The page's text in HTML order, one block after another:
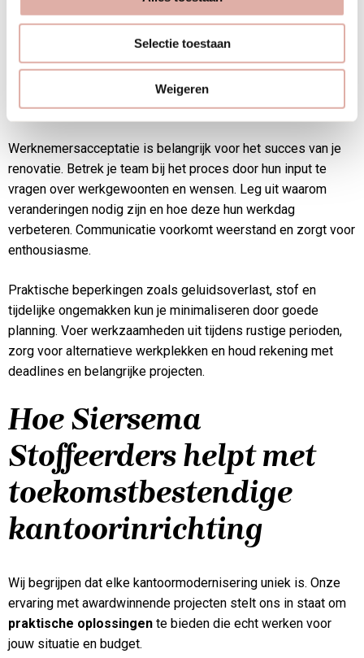
Selectie toestaan
Weigeren
De bestaande infrastructuur kan beperkingen opleggen. Oude
elektra, verwarming of ventilatie vraagt soms om creatieve
oplossingen. Werk samen met specialisten die ervaring
hebben met renovatie van bestaande panden om de beste
opties te vinden binnen je mogelijkheden.
Werknemersacceptatie is belangrijk voor het succes van je
renovatie. Betrek je team bij het proces door hun input te
vragen over werkgewoonten en wensen. Leg uit waarom
veranderingen nodig zijn en hoe deze hun werkdag
verbeteren. Communicatie voorkomt weerstand en zorgt voor
enthousiasme.
Praktische beperkingen zoals geluidsoverlast, stof en
tijdelijke ongemakken kun je minimaliseren door goede
planning. Voer werkzaamheden uit tijdens rustige perioden,
zorg voor alternatieve werkplekken en houd rekening met
deadlines en belangrijke projecten.
Hoe Siersema
Stoffeerders helpt met
toekomstbestendige
kantoorinrichting
Wij begrijpen dat elke kantoormodernisering uniek is. Onze
ervaring met awardwinnende projecten stelt ons in staat om
praktische oplossingen te bieden die echt werken voor
jouw situatie en budget.